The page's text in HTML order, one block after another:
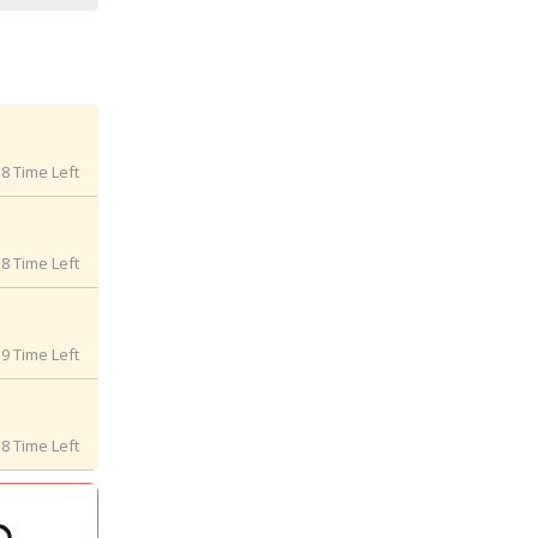
Time Left
Time Left
Time Left
Time Left